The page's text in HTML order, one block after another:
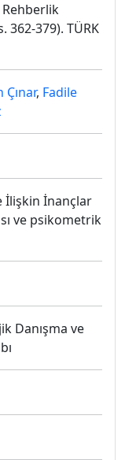
Rehberlik
362-379). TÜRK
, Fadile
İlişkin İnançlar
ve psikometrik
Danışma ve